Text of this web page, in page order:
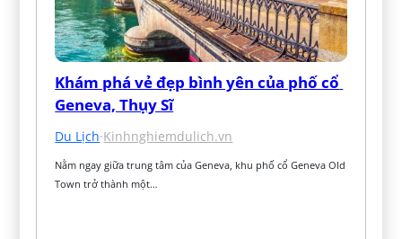
Khám phá vẻ đẹp bình yên của phố cổ
Geneva, Thụy Sĩ
Du Lịch·Kinhnghiemdulich.vn
Nằm ngay giữa trung tâm của Geneva, khu phố cổ Geneva Old
Town trở thành một…